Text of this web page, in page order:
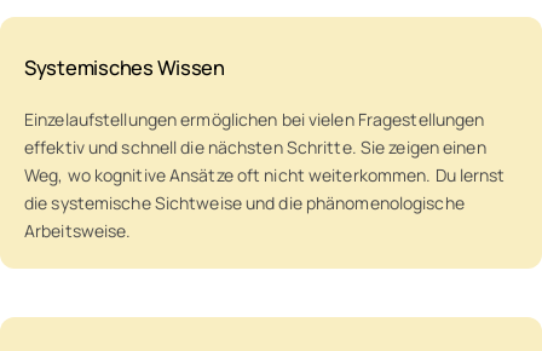
Systemisches Wissen
Einzelaufstellungen ermöglichen bei vielen Fragestellungen
effektiv und schnell die nächsten Schritte. Sie zeigen einen
Weg, wo kognitive Ansätze oft nicht weiterkommen. Du lernst
die systemische Sichtweise und die phänomenologische
Arbeitsweise.